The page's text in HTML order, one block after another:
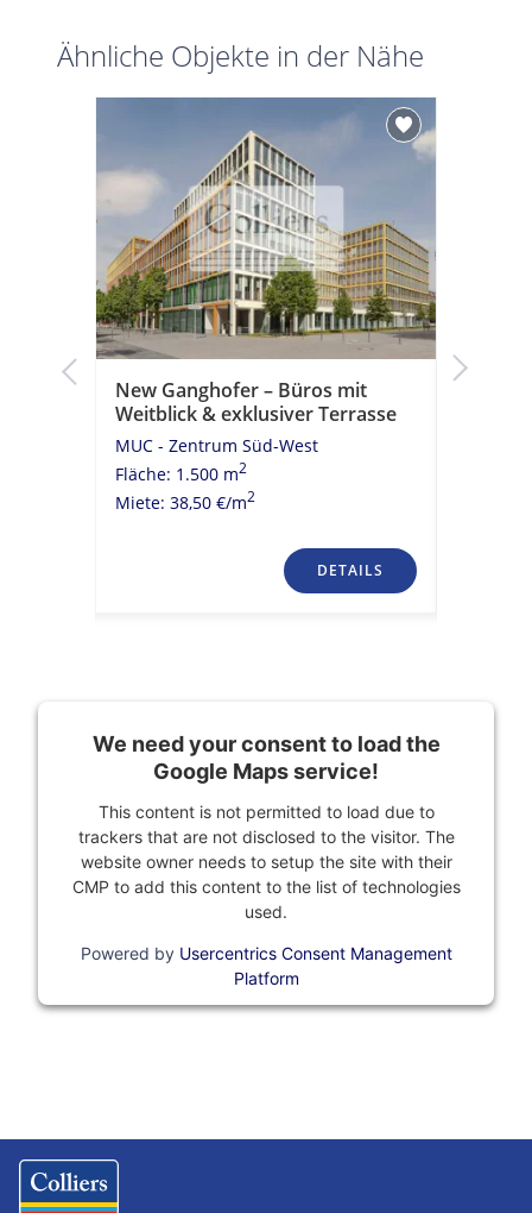
Ähnliche Objekte in der Nähe
New Ganghofer – Büros mit
Weitblick & exklusiver Terrasse
MUC - Zentrum Süd-West
Fläche: 1.500 m2
Miete: 38,50 €/m2
DETAILS
We need your consent to load the
Google Maps service!
This content is not permitted to load due to
trackers that are not disclosed to the visitor. The
website owner needs to setup the site with their
CMP to add this content to the list of technologies
used.
Powered by Usercentrics Consent Management
Platform